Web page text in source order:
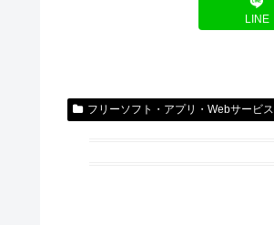
LINE
フリーソフト・アプリ・Webサービス